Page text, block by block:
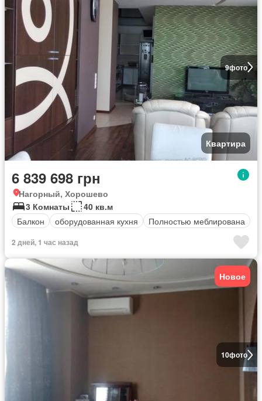
9фото
Квартира
6 839 698 грн
Нагорный, Хорошево
3 Комнаты
40 кв.м
Балкон
оборудованная кухня Полностью меблирована
2 дней, 1 час назад
10фото
Новое